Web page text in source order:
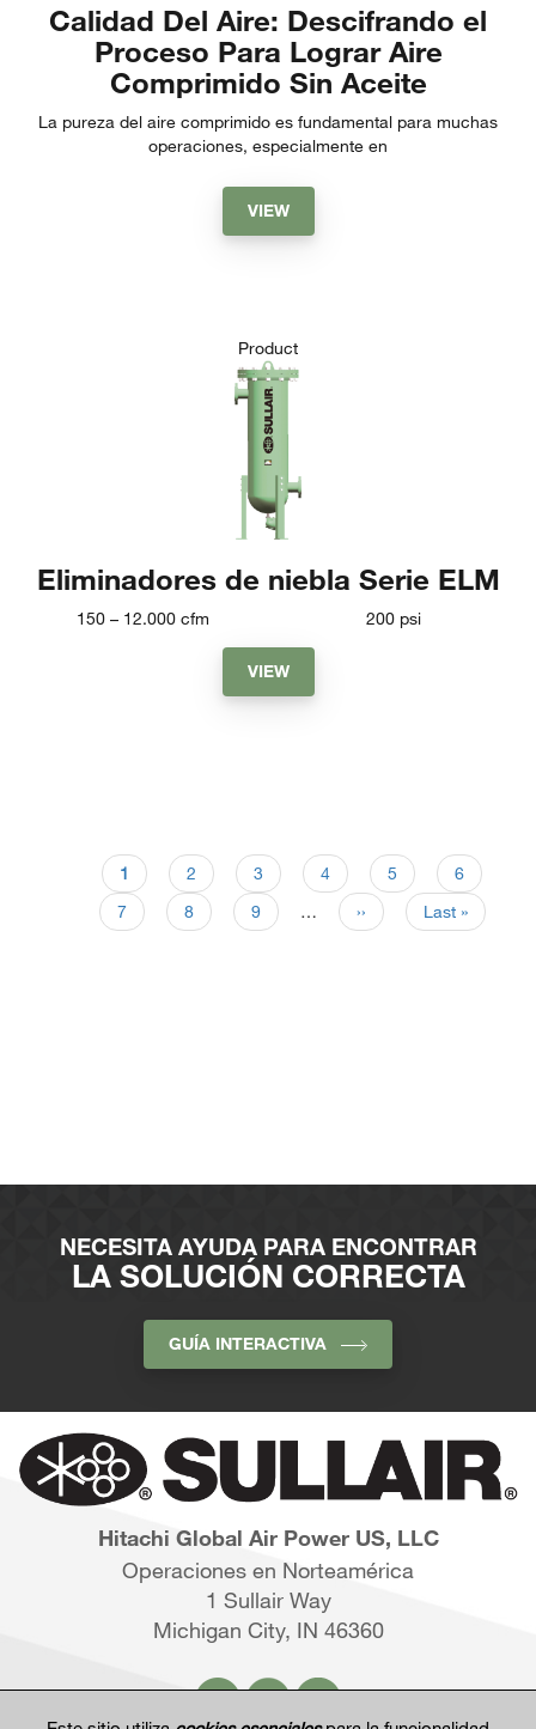
Calidad Del Aire: Descifrando el
Proceso Para Lograr Aire
Comprimido Sin Aceite
La pureza del aire comprimido es fundamental para muchas
operaciones, especialmente en
VIEW
Product
Eliminadores de niebla Serie ELM
150 – 12.000 cfm 200 psi
VIEW
1 2 3 4 5
6
7
8 9 … ›› Last »
NECESITA AYUDA PARA ENCONTRAR
LA SOLUCIÓN CORRECTA
GUÍA INTERACTIVA
Hitachi Global Air Power US, LLC
Operaciones en Norteamérica
1 Sullair Way
Michigan City, IN 46360